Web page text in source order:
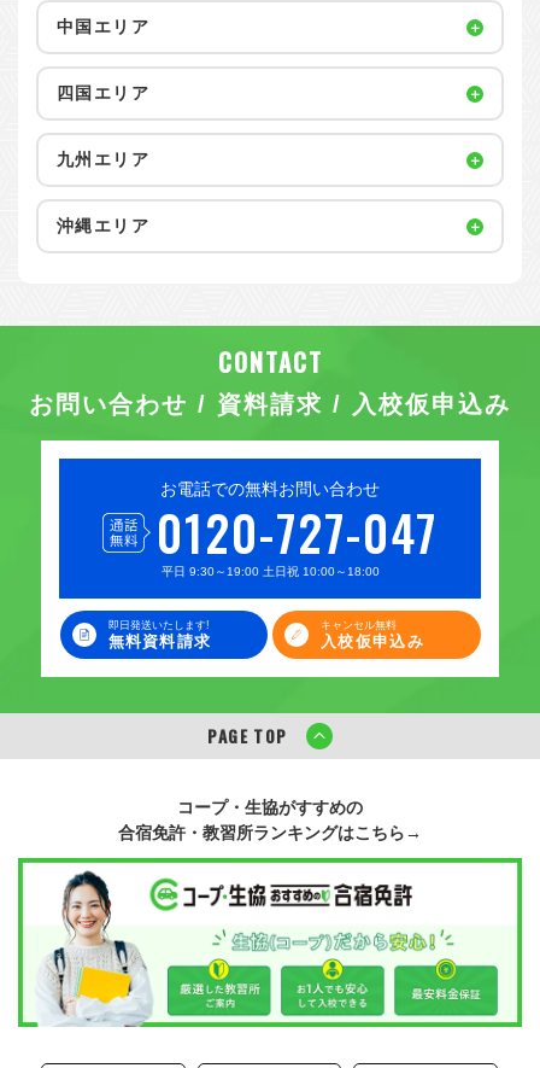
お問い合わせ / 資料請求 / 入校仮申込み
お電話での無料お問い合わせ
0120-727-047
平日 9:30～19:00 土日祝 10:00～18:00
即日発送いたします!
無料資料請求
キャンセル無料
入校仮申込み
中国エリア
四国エリア
九州エリア
沖縄エリア
PAGE TOP
コープ・生協がすすめの
合宿免許・教習所ランキングはこちら→